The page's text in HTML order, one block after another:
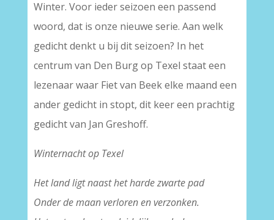
Winter. Voor ieder seizoen een passend
woord, dat is onze nieuwe serie. Aan welk
gedicht denkt u bij dit seizoen? In het
centrum van Den Burg op Texel staat een
lezenaar waar Fiet van Beek elke maand een
ander gedicht in stopt, dit keer een prachtig
gedicht van Jan Greshoff.
Winternacht op Texel
Het land ligt naast het harde zwarte pad
Onder de maan verloren en verzonken.